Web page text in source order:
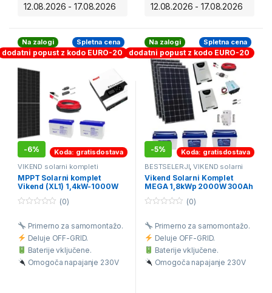
12.08.2026 - 17.08.2026
12.08.2026 - 17.08.2026
Na zalogi
-6%
Spletna cena
dodatni popust z kodo EURO-20
Koda: gratisdostava
VIKEND solarni kompleti
MPPT Solarni komplet
Vikend (XL1) 1,4kW-1000W
u
o
f
5
(0)
Primerno za samomontažo.
Deluje OFF-GRID.
Baterije vključene.
Omogoča napajanje 230V
Na zalogi
-5%
Spletna cena
dodatni popust z kodo EURO-20
Koda: gratisdostava
BESTSELERJI ,VIKEND solarni
kompleti
Vikend Solarni Komplet
MEGA 1,8kWp 2000W 300Ah
u
o
f
5
(0)
Primerno za samomontažo.
Deluje OFF-GRID.
Baterije vključene.
Omogoča napajanje 230V